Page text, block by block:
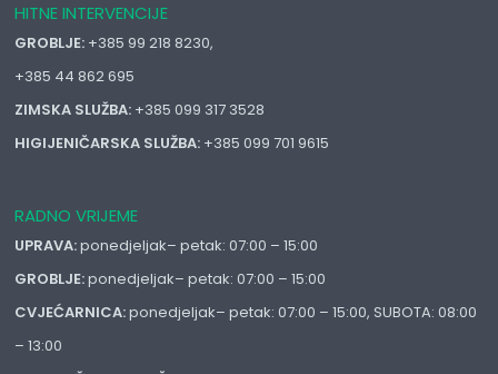
HITNE INTERVENCIJE
GROBLJE: +385 99 218 8230,
+385 44 862 695
ZIMSKA SLUŽBA: +385 099 317 3528
HIGIJENIČARSKA SLUŽBA: +385 099 701 9615
RADNO VRIJEME
UPRAVA:ponedjeljak– petak: 07:00 – 15:00
GROBLJE:ponedjeljak– petak: 07:00 – 15:00
CVJEĆARNICA:ponedjeljak– petak: 07:00 – 15:00, SUBOTA: 08:00
– 13:00